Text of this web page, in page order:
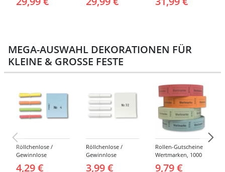
Overall, Orange -
MEGA-AUSWAHL DEKORATIONEN FÜR
KLEINE & GROSSE FESTE
Röllchenlose /
Gewinnlose
Tombola, Treffer,
4,29 €
Röllchenlose /
Gewinnlose
Tombola, Treffer,
3,99 €
Rollen-Gutscheine
Wertmarken, 1000
Abrisse -
9,79 €